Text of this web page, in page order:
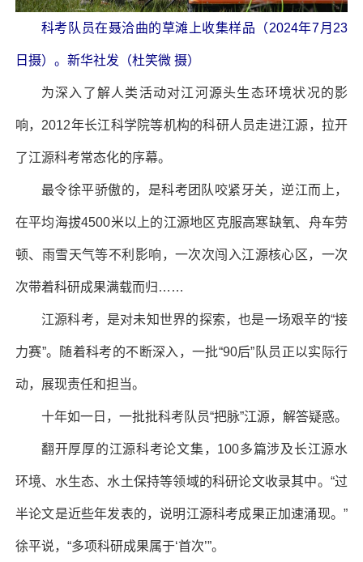
科考队员在聂洽曲的草滩上收集样品（2024年7月23
日摄）。新华社发（杜笑微 摄）
为深入了解人类活动对江河源头生态环境状况的影
响，2012年长江科学院等机构的科研人员走进江源，拉开
了江源科考常态化的序幕。
最令徐平骄傲的，是科考团队咬紧牙关，逆江而上，
在平均海拔4500米以上的江源地区克服高寒缺氧、舟车劳
顿、雨雪天气等不利影响，一次次闯入江源核心区，一次
次带着科研成果满载而归……
江源科考，是对未知世界的探索，也是一场艰辛的“接
力赛”。随着科考的不断深入，一批“90后”队员正以实际行
动，展现责任和担当。
十年如一日，一批批科考队员“把脉”江源，解答疑惑。
翻开厚厚的江源科考论文集，100多篇涉及长江源水
环境、水生态、水土保持等领域的科研论文收录其中。“过
半论文是近些年发表的，说明江源科考成果正加速涌现。”
徐平说，“多项科研成果属于‘首次’”。